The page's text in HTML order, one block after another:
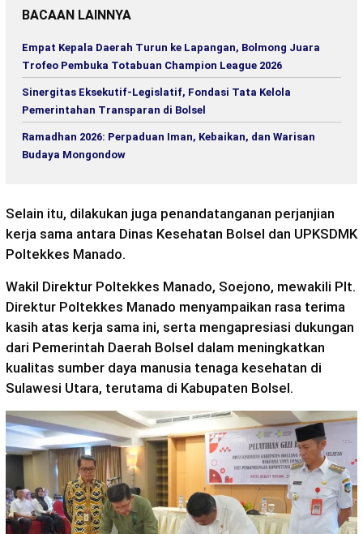
BACAAN LAINNYA
Empat Kepala Daerah Turun ke Lapangan, Bolmong Juara
Trofeo Pembuka Totabuan Champion League 2026
Sinergitas Eksekutif-Legislatif, Fondasi Tata Kelola
Pemerintahan Transparan di Bolsel
Ramadhan 2026: Perpaduan Iman, Kebaikan, dan Warisan
Budaya Mongondow
Selain itu, dilakukan juga penandatanganan perjanjian
kerja sama antara Dinas Kesehatan Bolsel dan UPKSDMK
Poltekkes Manado.
Wakil Direktur Poltekkes Manado, Soejono, mewakili Plt.
Direktur Poltekkes Manado menyampaikan rasa terima
kasih atas kerja sama ini, serta mengapresiasi dukungan
dari Pemerintah Daerah Bolsel dalam meningkatkan
kualitas sumber daya manusia tenaga kesehatan di
Sulawesi Utara, terutama di Kabupaten Bolsel.